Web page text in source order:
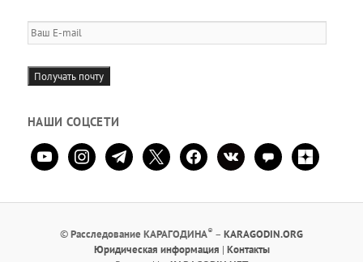
Ваш
E-
mail
Получать почту
НАШИ СОЦСЕТИ
youtubeinstagramtelegram
x facebookvkontaktecomment
zen-
yandex
©Расследование КАРАГОДИНА® – KARAGODIN.ORG
Юридическая информация | Контакты